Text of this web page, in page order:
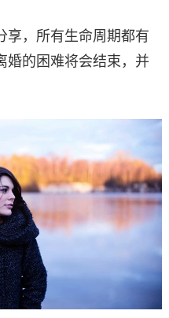
享，所有生命周期都有
婚的困难将会结束，并